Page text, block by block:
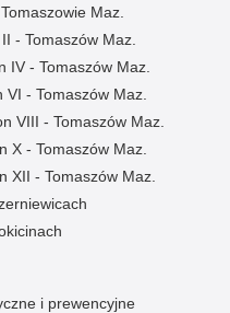
Maz.
- Tomaszów Maz.
IV - Tomaszów Maz.
VI - Tomaszów Maz.
VIII - Tomaszów Maz.
X - Tomaszów Maz.
XII - Tomaszów Maz.
i prewencyjne